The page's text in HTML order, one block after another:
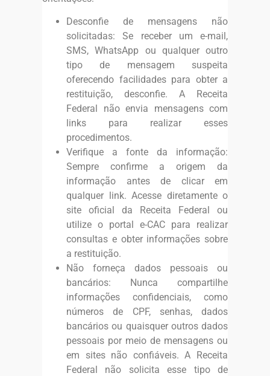
Desconfie de mensagens não
solicitadas: Se receber um e-mail,
SMS, WhatsApp ou qualquer outro
tipo de mensagem suspeita
oferecendo facilidades para obter a
restituição, desconfie. A Receita
Federal não envia mensagens com
links para realizar esses
procedimentos.
Verifique a fonte da informação:
Sempre confirme a origem da
informação antes de clicar em
qualquer link. Acesse diretamente o
site oficial da Receita Federal ou
utilize o portal e-CAC para realizar
consultas e obter informações sobre
a restituição.
Não forneça dados pessoais ou
bancários: Nunca compartilhe
informações confidenciais, como
números de CPF, senhas, dados
bancários ou quaisquer outros dados
pessoais por meio de mensagens ou
em sites não confiáveis. A Receita
Federal não solicita esse tipo de